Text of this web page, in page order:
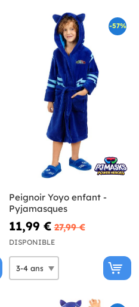
-57%
Peignoir Yoyo enfant -
Pyjamasques
11,99 € 27,99 €
DISPONIBLE